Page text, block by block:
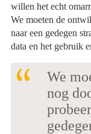
willen het echt
We moeten de
naar een gedegen
data en het gebruik
We
nog